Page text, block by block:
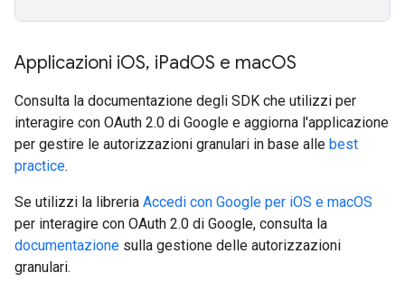
Applicazioni iOS, iPadOS e macOS
Consulta la documentazione degli SDK che utilizzi per
interagire con OAuth 2.0 di Google e aggiorna l'applicazione
per gestire le autorizzazioni granulari in base alle best
practice.
Se utilizzi la libreria Accedi con Google per iOS e macOS
per interagire con OAuth 2.0 di Google, consulta la
documentazione sulla gestione delle autorizzazioni
granulari.